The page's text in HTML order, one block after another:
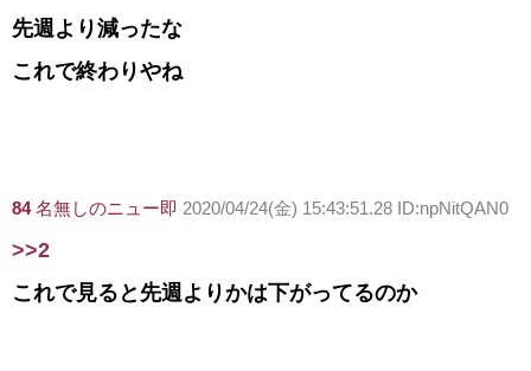
先週より減ったな
これで終わりやね
84 名無しのニュー即 2020/04/24(金) 15:43:51.28 ID:npNitQAN0
>>2
これで見ると先週よりかは下がってるのか